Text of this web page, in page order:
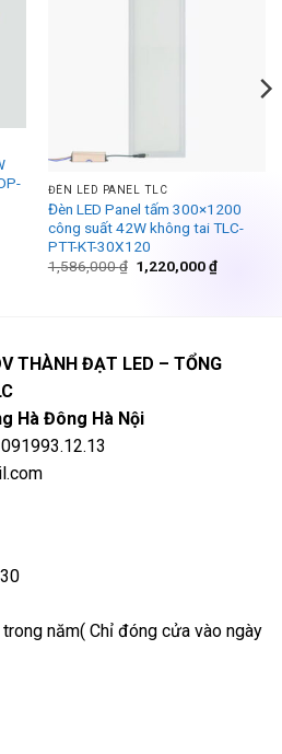
ĐÈN LED PANEL TLC
Đèn LED Panel tấm 300×1200
công suất 42W không tai TLC-
PTT-KT-30X120
1,586,000₫ Giá
gốc
1,220,000₫Giá
hiện
THÀNH ĐẠT LED – TỔNG
Hà Đông Hà Nội
năm( Chỉ đóng cửa vào ngày